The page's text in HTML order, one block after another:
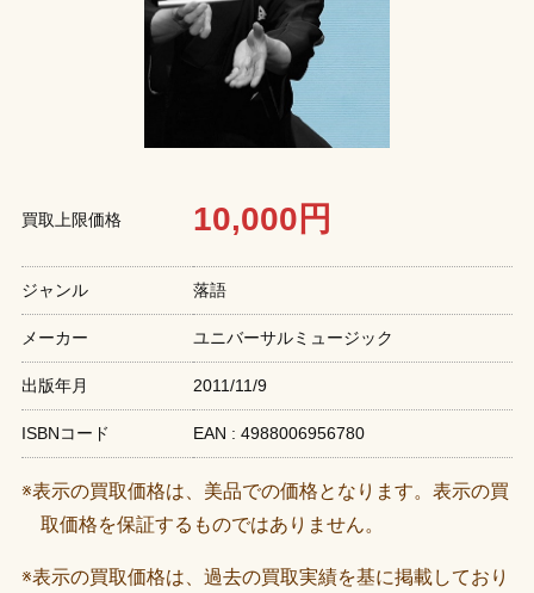
買取上限価格 10,000円
ジャンル 落語
メーカー ユニバーサルミュージック
出版年月 2011/11/9
ISBNコード EAN : 4988006956780
※表示の買取価格は、美品での価格となります。表示の買
取価格を保証するものではありません。
※表示の買取価格は、過去の買取実績を基に掲載しており